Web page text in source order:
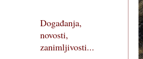
Događanja,
novosti,
zanimljivosti...